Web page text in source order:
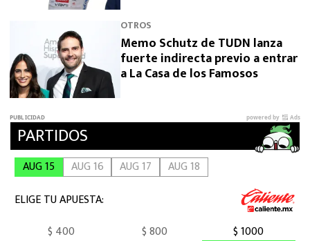
OTROS
Memo Schutz de TUDN lanza
fuerte indirecta previo a entrar
a La Casa de los Famosos